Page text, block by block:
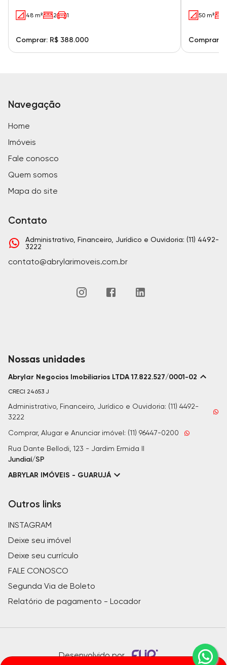
48 m² 2 1
Comprar: R$ 388.000
50 m²
Comprar:
Navegação
Home
Imóveis
Fale conosco
Quem somos
Mapa do site
Contato
Administrativo, Financeiro, Jurídico e Ouvidoria: (11) 4492-
3222
contato@abrylarimoveis.com.br
Nossas unidades
Abrylar Negocios Imobiliarios LTDA 17.822.527/0001-02
CRECI 24653 J
Administrativo, Financeiro, Jurídico e Ouvidoria: (11) 4492-
3222
Comprar, Alugar e Anunciar imóvel: (11) 96447-0200
Rua Dante Bellodi, 123 - Jardim Ermida II
Jundiaí/SP
ABRYLAR IMÓVEIS - GUARUJÁ
Outros links
INSTAGRAM
Deixe seu imóvel
Deixe seu currículo
FALE CONOSCO
Segunda Via de Boleto
Relatório de pagamento - Locador
Desenvolvido por